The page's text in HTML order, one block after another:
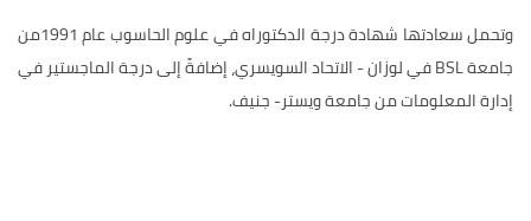
وتحمل سعادتها شهادة درجة الدكتوراه في علوم الحاسوب عام 1991من
جامعة BSL في لوزان - الاتحاد السويسري، إضافةً إلى درجة الماجستير في
إدارة المعلومات من جامعة ويستر- جنيف.